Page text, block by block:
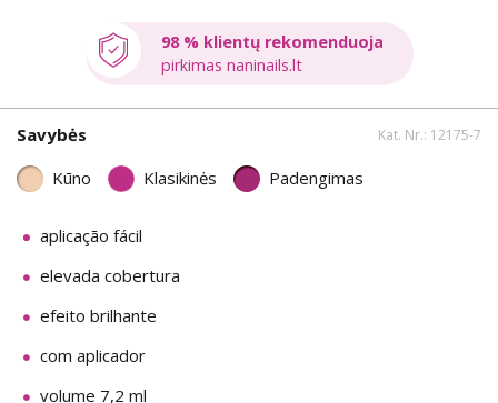
98 % klientų rekomenduoja
pirkimas naninails.lt
Savybės Kat. Nr.: 12175-7
Kūno Klasikinės Padengimas
aplicação fácil
elevada cobertura
efeito brilhante
com aplicador
volume 7,2 ml